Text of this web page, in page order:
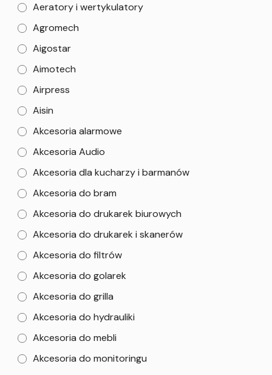
Aeratory i wertykulatory
Agromech
Aigostar
Aimotech
Airpress
Aisin
Akcesoria alarmowe
Akcesoria Audio
Akcesoria dla kucharzy i barmanów
Akcesoria do bram
Akcesoria do drukarek biurowych
Akcesoria do drukarek i skanerów
Akcesoria do filtrów
Akcesoria do golarek
Akcesoria do grilla
Akcesoria do hydrauliki
Akcesoria do mebli
Akcesoria do monitoringu